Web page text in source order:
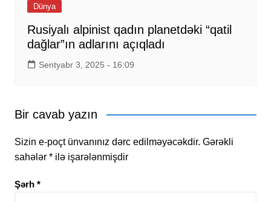
Dünya
Rusiyalı alpinist qadın planetdəki “qatil
dağlar”ın adlarını açıqladı
Sentyabr 3, 2025 - 16:09
Bir cavab yazın
Sizin e-poçt ünvanınız dərc edilməyəcəkdir. Gərəkli
sahələr *ilə işarələnmişdir
Şərh *